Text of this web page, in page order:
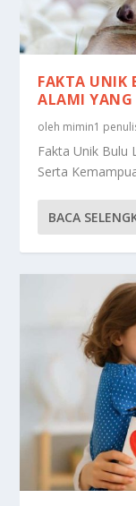
FAKTA UNIK
ALAMI
oleh mimin1
Fakta Unik Bulu
Serta
BACA